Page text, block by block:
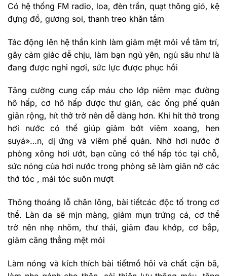
Có hệ thống FM radio, loa, đèn trần, quạt thông gió, kệ
đựng đồ, gương soi, thanh treo khăn tắm
Tác động lên hệ thần kinh làm giảm mệt mỏi về tâm trí,
gây cảm giác dễ chịu, làm bạn ngủ yên, ngủ sâu như là
đang được nghỉ ngơi, sức lực được phục hồi
Tăng cường cung cấp máu cho lớp niêm mạc đường
hô hấp, cơ hô hấp được thư giãn, các ống phế quản
giãn rộng, hít thở trở nên dễ dàng hơn. Khi hít thở trong
hơi nước có thể giúp giảm bớt viêm xoang, hen
suyá»…n, dị ứng và viêm phế quản. Nhờ hơi nước ở
phòng xông hơi ướt, bạn cũng có thể hấp tóc tại chỗ,
sức nóng của hơi nước trong phòng sẽ làm giãn nở các
thớ tóc , mái tóc suôn mượt
Thông thoáng lỗ chân lông, bài tiếtcác độc tố trong cơ
thể. Làn da sẽ mịn màng, giảm mụn trứng cá, cơ thể
trở nên nhẹ nhõm, thư thái, giảm đau khớp, cơ bắp,
giảm căng thẳng mệt mỏi
Làm nóng và kích thích bài tiếtmồ hôi và chất cặn bã,